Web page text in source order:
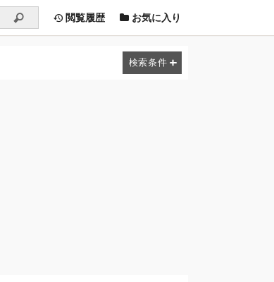
閲覧履歴 お気に入り